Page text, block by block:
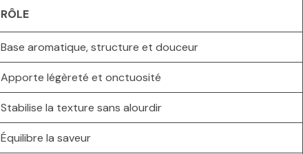
RÔLE
Base aromatique, structure et douceur
Apporte légèreté et onctuosité
Stabilise la texture sans alourdir
Équilibre la saveur